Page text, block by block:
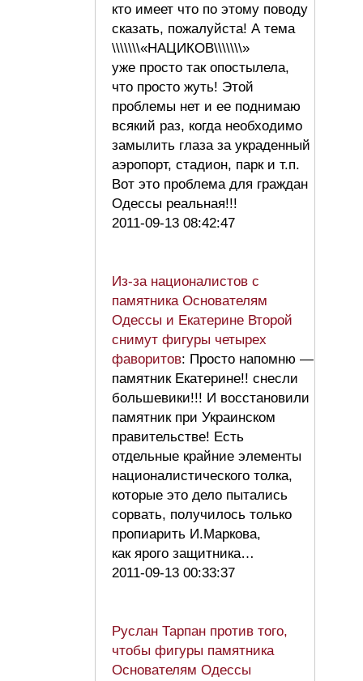
кто имеет что по этому поводу
сказать, пожалуйста! А тема
\\\\\\\«НАЦИКОВ\\\\\\\»
уже просто так опостылела,
что просто жуть! Этой
проблемы нет и ее поднимаю
всякий раз, когда необходимо
замылить глаза за украденный
аэропорт, стадион, парк и т.п.
Вот это проблема для граждан
Одессы реальная!!!
2011-09-13 08:42:47
Из-за националистов с
памятника Основателям
Одессы и Екатерине Второй
снимут фигуры четырех
фаворитов: Просто напомню —
памятник Екатерине!! снесли
большевики!!! И восстановили
памятник при Украинском
правительстве! Есть
отдельные крайние элементы
националистического толка,
которые это дело пытались
сорвать, получилось только
пропиарить И.Маркова,
как ярого защитника…
2011-09-13 00:33:37
Руслан Тарпан против того,
чтобы фигуры памятника
Основателям Одессы